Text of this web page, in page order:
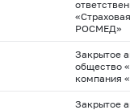
РОСМЕД»
Закрытое
общество
компания
Закрытое